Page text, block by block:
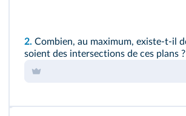
2. Combien, au maximum, existe‑t‑il
soient des intersections de ces plans ?